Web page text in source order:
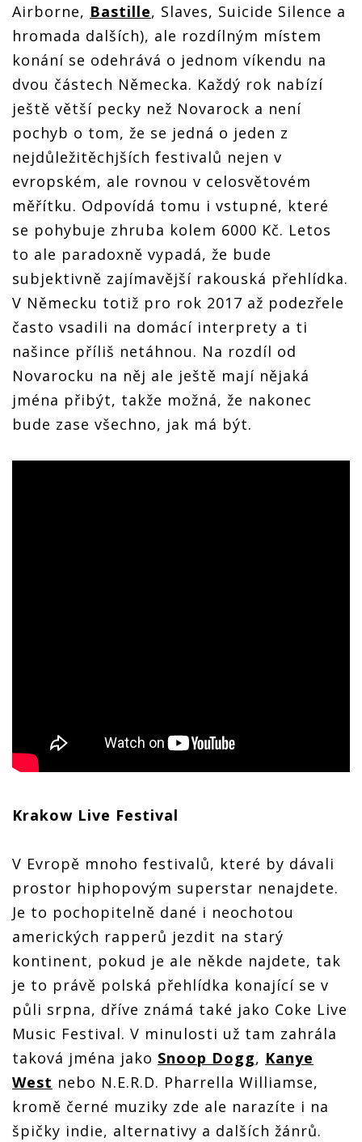
Airborne, Bastille, Slaves, Suicide Silence a
hromada dalších), ale rozdílným místem
konání se odehrává o jednom víkendu na
dvou částech Německa. Každý rok nabízí
ještě větší pecky než Novarock a není
pochyb o tom, že se jedná o jeden z
nejdůležitěchjších festivalů nejen v
evropském, ale rovnou v celosvětovém
měřítku. Odpovídá tomu i vstupné, které
se pohybuje zhruba kolem 6000 Kč. Letos
to ale paradoxně vypadá, že bude
subjektivně zajímavější rakouská přehlídka.
V Německu totiž pro rok 2017 až podezřele
často vsadili na domácí interprety a ti
našince příliš netáhnou. Na rozdíl od
Novarocku na něj ale ještě mají nějaká
jména přibýt, takže možná, že nakonec
bude zase všechno, jak má být.
Krakow Live Festival
V Evropě mnoho festivalů, které by dávali
prostor hiphopovým superstar nenajdete.
Je to pochopitelně dané i neochotou
amerických rapperů jezdit na starý
kontinent, pokud je ale někde najdete, tak
je to právě polská přehlídka konající se v
půli srpna, dříve známá také jako Coke Live
Music Festival. V minulosti už tam zahrála
taková jména jako Snoop Dogg, Kanye
West nebo N.E.R.D. Pharrella Williamse,
kromě černé muziky zde ale narazíte i na
špičky indie, alternativy a dalších žánrů.